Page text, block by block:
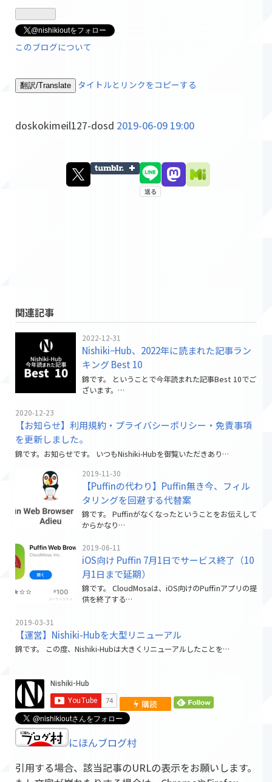
@nishikioutをフォロー
このブログについて
翻訳/Translate タイトルとリンクをコピーする
doskokimeil127-dosd 2019-06-09 19:00
関連記事
2022-12-31
Nishiki−Hub、2022年に読まれた記事ラン
キング Best 10
錦です。 ということで今年読まれた記事Best 10でご
ざいます。…
2020-12-23
【お知らせ】利用規約・プライバシーポリシー・免責事項
を更新しました。
錦です。お知らせです。 いつもNishiki-Hubを御覧いただきあり…
2019-11-30
【Puffinの代わり】Puffin無き今、フィル
タリングを回避する代替案
錦です。 Puffinがなくなったということをお伝えして
からかなり…
2019-06-11
iOS向け Puffin 7月1日でサービス終了（10
月1日まで延期）
錦です。 CloudMosaは、iOS向けのPuffinアプリの提
供を終了する…
2019-03-31
【運営】Nishiki-Hubを大型リニューアル
錦です。 この度、Nishiki-Hubは大きくリニューアルしたことを…
購読
にほんブログ村
引用する場合、該当記事のURLの表示をお願いします。